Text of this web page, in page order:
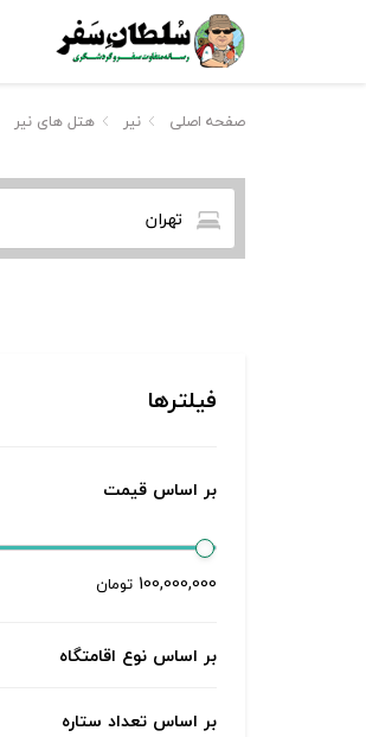
صفحه اصلی نیر هتل های نیر
تهران
فیلترها
بر اساس قیمت
100,000,000 تومان
بر اساس نوع اقامتگاه
بر اساس تعداد ستاره